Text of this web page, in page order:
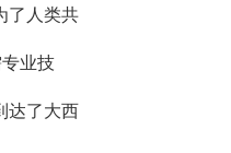
了人类共
业技
达了大西